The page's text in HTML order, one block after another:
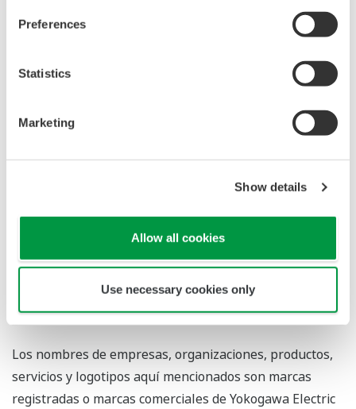
Preferences
Statistics
Marketing
Show details
Allow all cookies
Use necessary cookies only
Yokogawa ofrece soluciones avanzadas en los ámbitos
una amplia gama de industrias, como la energética, la
alimentaria. Yokogawa aborda los problemas de los
producción, los activos y la cadena de suministro con la
aplicación eficaz de tecnologías digitales, lo que permite
17.000 empleados en una red mundial de 129 empresas
repartidas en 60 países.
Para más información,visitewww.yokogawa.com
Los nombres de empresas, organizaciones, productos,
servicios y logotipos aquí mencionados son marcas
registradas o marcas comerciales de Yokogawa Electric